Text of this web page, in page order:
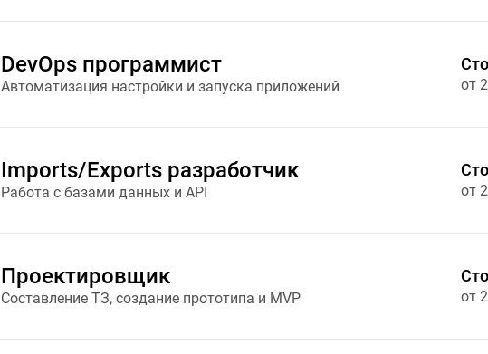
DevOps программист
Автоматизация настройки и запуска приложений от
Imports/Exports разработчик
Работа с базами данных и API от
Проектировщик
Составление ТЗ, создание прототипа и MVP от